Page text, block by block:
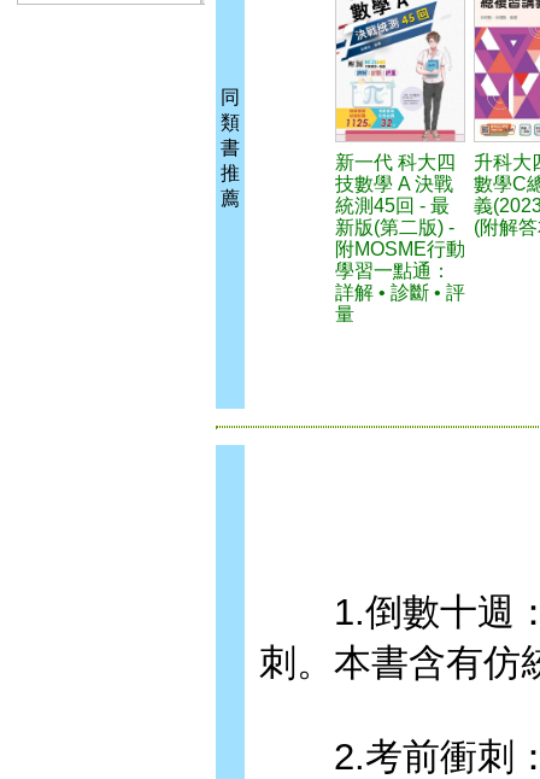
同
類
書
推
薦
新一代 科大四
技數學 A 決戰
統測45回 - 最
新版(第二版) -
附MOSME行動
學習一點通：
詳解 • 診斷 • 評
量
升科大
數學C
義
(附解
1.倒數十週：
刺。本書含有仿
2.考前衝刺：